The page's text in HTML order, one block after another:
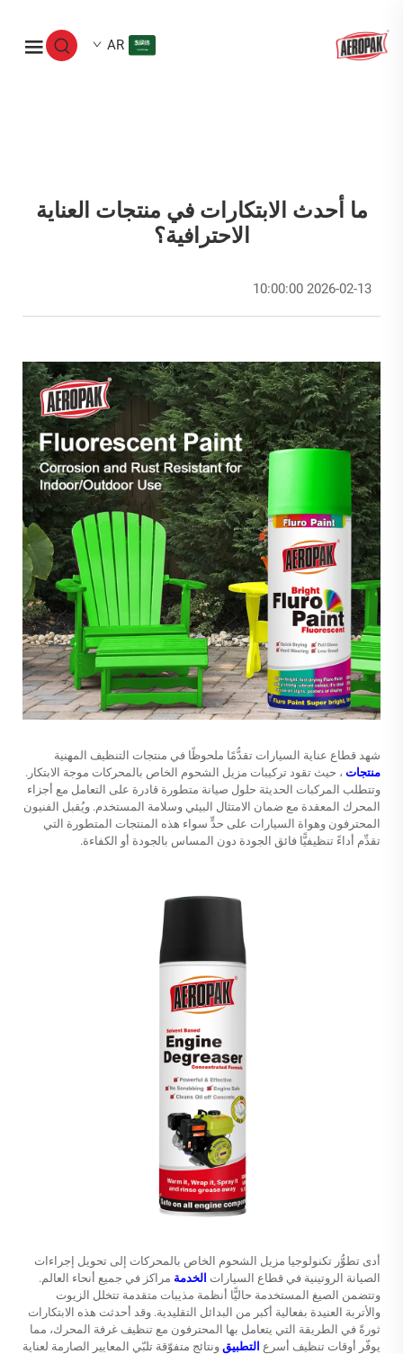
AR
ما أحدث الابتكارات في منتجات العناية
الاحترافية؟
2026-02-13 10:00:00
شهد قطاع عناية السيارات تقدُّمًا ملحوظًا في منتجات التنظيف المهنية
منتجات ، حيث تقود تركيبات مزيل الشحوم الخاص بالمحركات موجة الابتكار.
وتتطلب المركبات الحديثة حلول صيانة متطورة قادرة على التعامل مع أجزاء
المحرك المعقدة مع ضمان الامتثال البيئي وسلامة المستخدم. ويُقبل الفنيون
المحترفون وهواة السيارات على حدٍّ سواء هذه المنتجات المتطورة التي
تقدِّم أداءً تنظيفيًّا فائق الجودة دون المساس بالجودة أو الكفاءة.
أدى تطوُّر تكنولوجيا مزيل الشحوم الخاص بالمحركات إلى تحويل إجراءات
الصيانة الروتينية في قطاع السيارات الخدمة مراكز في جميع أنحاء العالم.
وتتضمن الصيغ المستخدمة حاليًّا أنظمة مذيبات متقدمة تتخلل الزيوت
والأتربة العنيدة بفعالية أكبر من البدائل التقليدية. وقد أحدثت هذه الابتكارات
ثورةً في الطريقة التي يتعامل بها المحترفون مع تنظيف غرفة المحرك، مما
يوفّر أوقات تنظيف أسرع التطبيق ونتائج متفوّقة تلبّي المعايير الصارمة لعناية